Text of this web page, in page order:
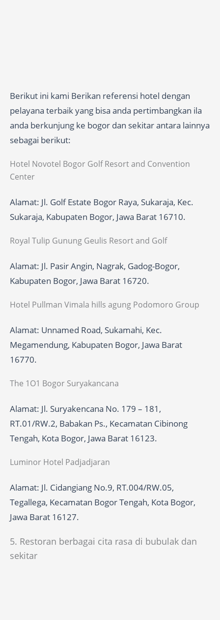
Berikut ini kami Berikan referensi hotel dengan
pelayana terbaik yang bisa anda pertimbangkan ila
anda berkunjung ke bogor dan sekitar antara lainnya
sebagai berikut:
Hotel Novotel Bogor Golf Resort and Convention
Center
Alamat: Jl. Golf Estate Bogor Raya, Sukaraja, Kec.
Sukaraja, Kabupaten Bogor, Jawa Barat 16710.
Royal Tulip Gunung Geulis Resort and Golf
Alamat: Jl. Pasir Angin, Nagrak, Gadog-Bogor,
Kabupaten Bogor, Jawa Barat 16720.
Hotel Pullman Vimala hills agung Podomoro Group
Alamat: Unnamed Road, Sukamahi, Kec.
Megamendung, Kabupaten Bogor, Jawa Barat
16770.
The 1O1 Bogor Suryakancana
Alamat: Jl. Suryakencana No. 179 – 181,
RT.01/RW.2, Babakan Ps., Kecamatan Cibinong
Tengah, Kota Bogor, Jawa Barat 16123.
Luminor Hotel Padjadjaran
Alamat: Jl. Cidangiang No.9, RT.004/RW.05,
Tegallega, Kecamatan Bogor Tengah, Kota Bogor,
Jawa Barat 16127.
5. Restoran berbagai cita rasa di bubulak dan
sekitar